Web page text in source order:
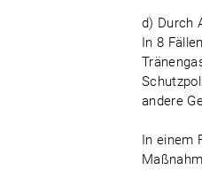
d) Durch
In 8
andere
In einem